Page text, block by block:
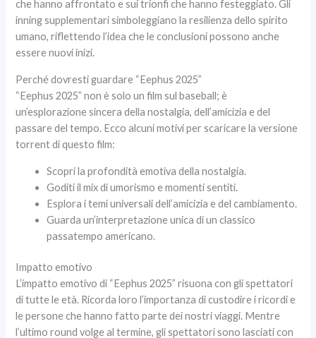
che hanno affrontato e sui trionfi che hanno festeggiato. Gli
inning supplementari simboleggiano la resilienza dello spirito
umano, riflettendo l’idea che le conclusioni possono anche
essere nuovi inizi.
Perché dovresti guardare “Eephus 2025”
“Eephus 2025” non è solo un film sul baseball; è
un’esplorazione sincera della nostalgia, dell’amicizia e del
passare del tempo. Ecco alcuni motivi per scaricare la versione
torrent di questo film:
Scopri la profondità emotiva della nostalgia.
Goditi il ​​mix di umorismo e momenti sentiti.
Esplora i temi universali dell’amicizia e del cambiamento.
Guarda un’interpretazione unica di un classico
passatempo americano.
Impatto emotivo
L’impatto emotivo di “Eephus 2025” risuona con gli spettatori
di tutte le età. Ricorda loro l’importanza di custodire i ricordi e
le persone che hanno fatto parte dei nostri viaggi. Mentre
l’ultimo round volge al termine, gli spettatori sono lasciati con